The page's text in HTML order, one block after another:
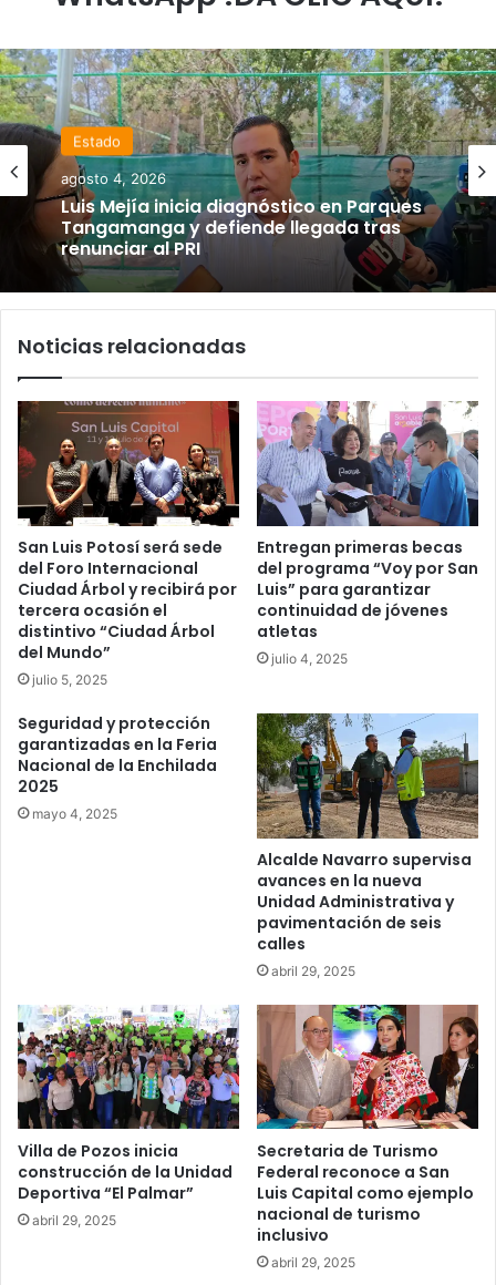
Estado
agosto 4, 2026
Luis Mejía inicia diagnóstico en Parques
Tangamanga y defiende llegada tras
renunciar al PRI
Noticias relacionadas
San Luis Potosí será sede
del Foro Internacional
Ciudad Árbol y recibirá por
tercera ocasión el
distintivo “Ciudad Árbol
del Mundo”
julio 5, 2025
Entregan primeras becas
del programa “Voy por San
Luis” para garantizar
continuidad de jóvenes
atletas
julio 4, 2025
Seguridad y protección
garantizadas en la Feria
Nacional de la Enchilada
2025
mayo 4, 2025
Alcalde Navarro supervisa
avances en la nueva
Unidad Administrativa y
pavimentación de seis
calles
abril 29, 2025
Villa de Pozos inicia
construcción de la Unidad
Deportiva “El Palmar”
abril 29, 2025
Secretaria de Turismo
Federal reconoce a San
Luis Capital como ejemplo
nacional de turismo
inclusivo
abril 29, 2025